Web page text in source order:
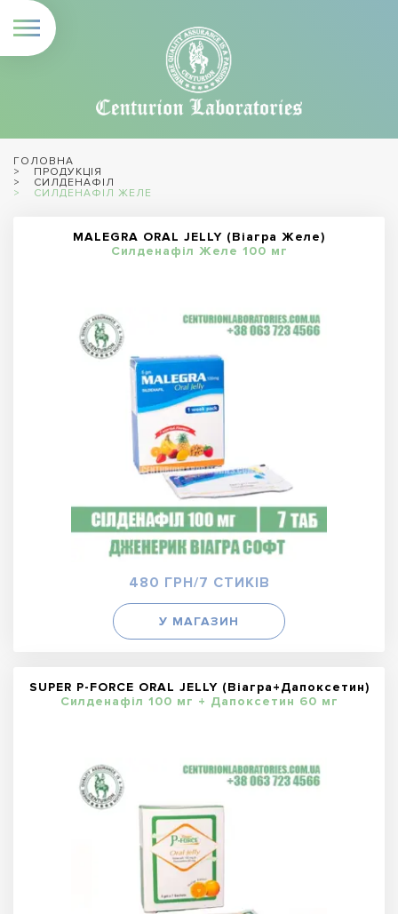
ГОЛОВНА
ПРОДУКЦІЯ
СИЛДЕНАФІЛ
СИЛДЕНАФІЛ ЖЕЛЕ
MALEGRA ORAL JELLY (Віагра Желе)
Силденафіл Желе 100 мг
480 ГРН/7 СТИКІВ
У МАГАЗИН
SUPER P-FORCE ORAL JELLY (Віагра+Дапоксетин)
Силденафіл 100 мг + Дапоксетин 60 мг